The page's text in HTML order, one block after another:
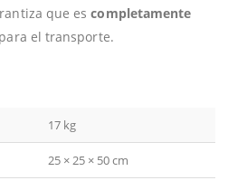
que escompletamente
el transporte.
17 kg
25 × 25 × 50 cm